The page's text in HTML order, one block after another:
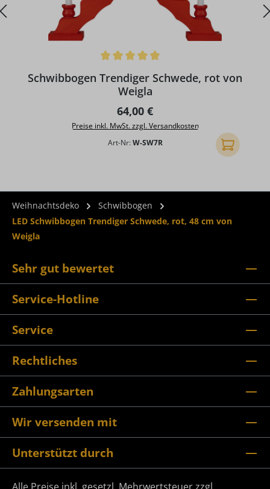
Schwibbogen Trendiger Schwede, rot von
Weigla
Regulärer Preis:
64,00 €
Preise inkl. MwSt. zzgl. Versandkosten
Art-Nr: W-SW7R In den
Weihnachtsdeko
Schwibbogen
LED Schwibbogen Trendiger Schwede, rot, 48 cm von
Weigla
Sehr gut bewertet
Service-Hotline
Service
Rechtliches
Zahlungsarten
Wir versenden mit
Unterstützt durch